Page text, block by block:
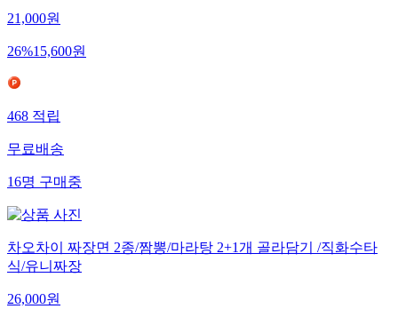
21,000원
26%15,600원
468 적립
무료배송
16명 구매중
차오차이 짜장면 2종/짬뽕/마라탕 2+1개 골라담기 /직화수타
식/유니짜장
26,000원